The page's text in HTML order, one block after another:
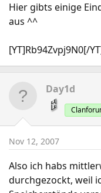
Hier gibts einige
aus ^^
[YT]Rb94Zvpj9N0[/
Day1d
Nov 12, 2007
Also ich habs
durchgezockt, weil